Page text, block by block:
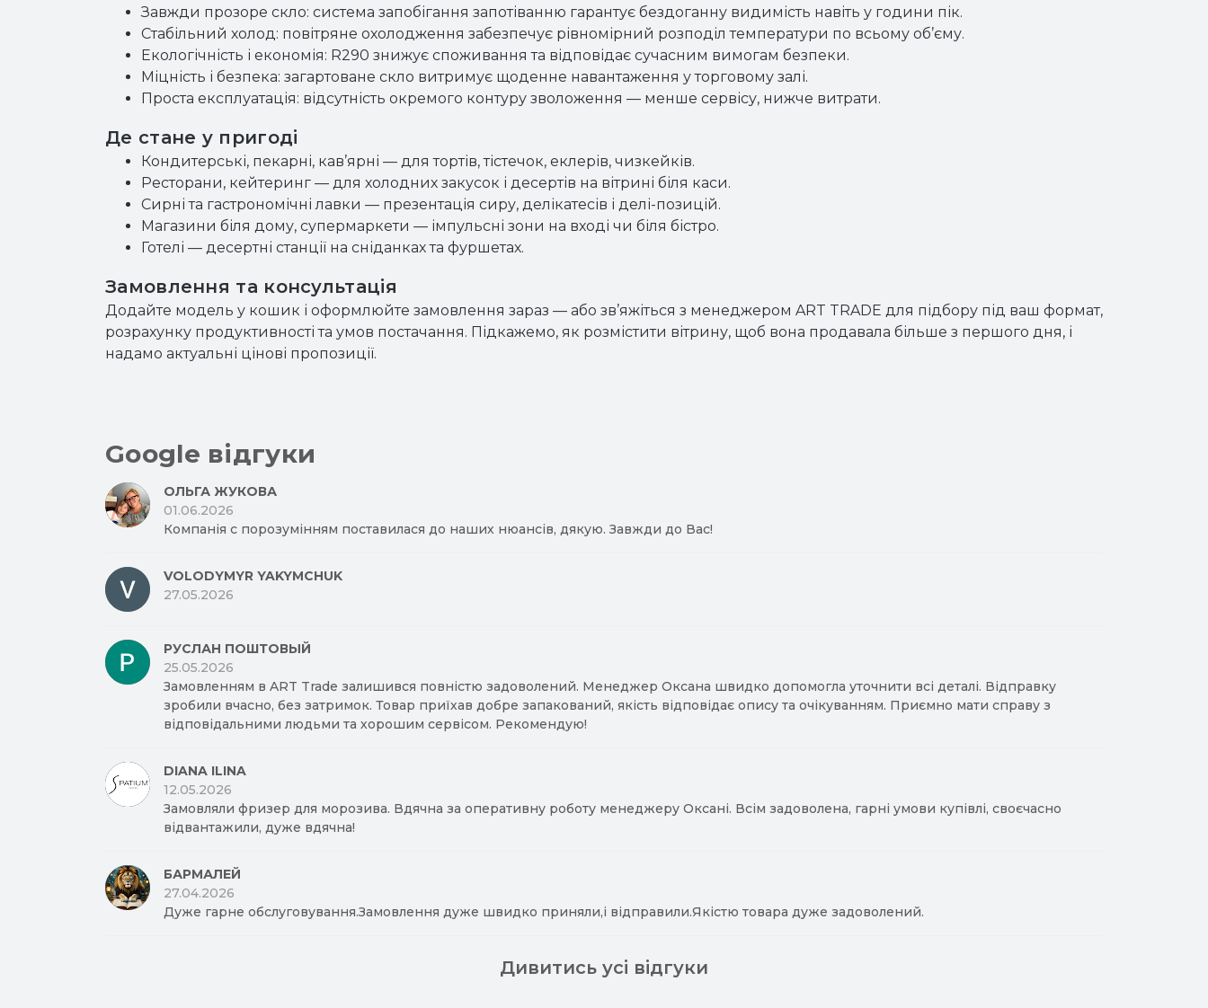
Завжди прозоре скло: система запобігання запотіванню гарантує бездоганну видимість навіть у години пік.
Стабільний холод: повітряне охолодження забезпечує рівномірний розподіл температури по всьому об’єму.
Екологічність і економія: R290 знижує споживання та відповідає сучасним вимогам безпеки.
Міцність і безпека: загартоване скло витримує щоденне навантаження у торговому залі.
Проста експлуатація: відсутність окремого контуру зволоження — менше сервісу, нижче витрати.
Де стане у пригоді
Кондитерські, пекарні, кав’ярні — для тортів, тістечок, еклерів, чизкейків.
Ресторани, кейтеринг — для холодних закусок і десертів на вітрині біля каси.
Сирні та гастрономічні лавки — презентація сиру, делікатесів і делі-позицій.
Магазини біля дому, супермаркети — імпульсні зони на вході чи біля бістро.
Готелі — десертні станції на сніданках та фуршетах.
Замовлення та консультація
Додайте модель у кошик і оформлюйте замовлення зараз — або зв’яжіться з менеджером ART TRADE для підбору під ваш формат,
розрахунку продуктивності та умов постачання. Підкажемо, як розмістити вітрину, щоб вона продавала більше з першого дня, і
надамо актуальні цінові пропозиції.
Google відгуки
ОЛЬГА ЖУКОВА
01.06.2026
Компанія с порозумінням поставилася до наших нюансів, дякую. Завжди до Вас!
VOLODYMYR YAKYMCHUK
27.05.2026
РУСЛАН ПОШТОВЫЙ
25.05.2026
Замовленням в ART Trade залишився повністю задоволений. Менеджер Оксана швидко допомогла уточнити всі деталі. Відправку
зробили вчасно, без затримок. Товар приїхав добре запакований, якість відповідає опису та очікуванням. Приємно мати справу з
відповідальними людьми та хорошим сервісом. Рекомендую!
DIANA ILINA
12.05.2026
Замовляли фризер для морозива. Вдячна за оперативну роботу менеджеру Оксані. Всім задоволена, гарні умови купівлі, своєчасно
відвантажили, дуже вдячна!
БАРМАЛЕЙ
27.04.2026
Дуже гарне обслуговування.Замовлення дуже швидко приняли,і відправили.Якістю товара дуже задоволений.
Дивитись усі відгуки